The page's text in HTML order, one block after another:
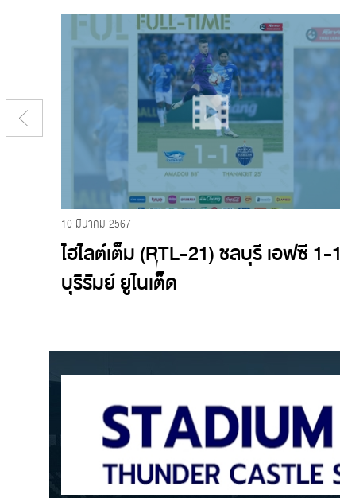
10 มีนาคม 2567
ไฮไลต์เต็ม (RTL-21) ชลบุรี เอฟซี 1-1
บุรีรัมย์ ยูไนเต็ด